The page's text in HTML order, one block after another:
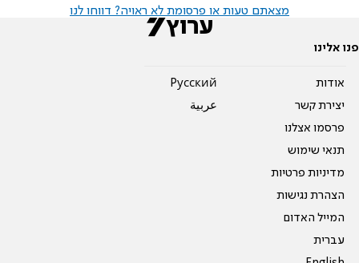
מצאתם טעות או פרסומת לא ראויה? דווחו לנו
פנו אלינו
אודות
יצירת קשר
פרסמו אצלנו
תנאי שימוש
מדיניות פרטיות
הצהרת נגישות
המייל האדום
עברית
Pусский
عربية